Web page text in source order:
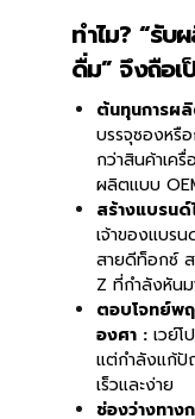
ทำไม? “รับ
ดื่ม” จึงถือเ
ต้นทุนการผ
บรรจุซองหรื
กว่าสินค้าเค
ผลิตแบบ
สร้างแบรน
เจ้าของแบร
สายดีท็อกซ์
Z ที่กำลังหัน
ตอบโจทย์พ
องศา : เวย์
แต่กำลังแก้ปั
เร็วและง่าย
ช่องว่างทา